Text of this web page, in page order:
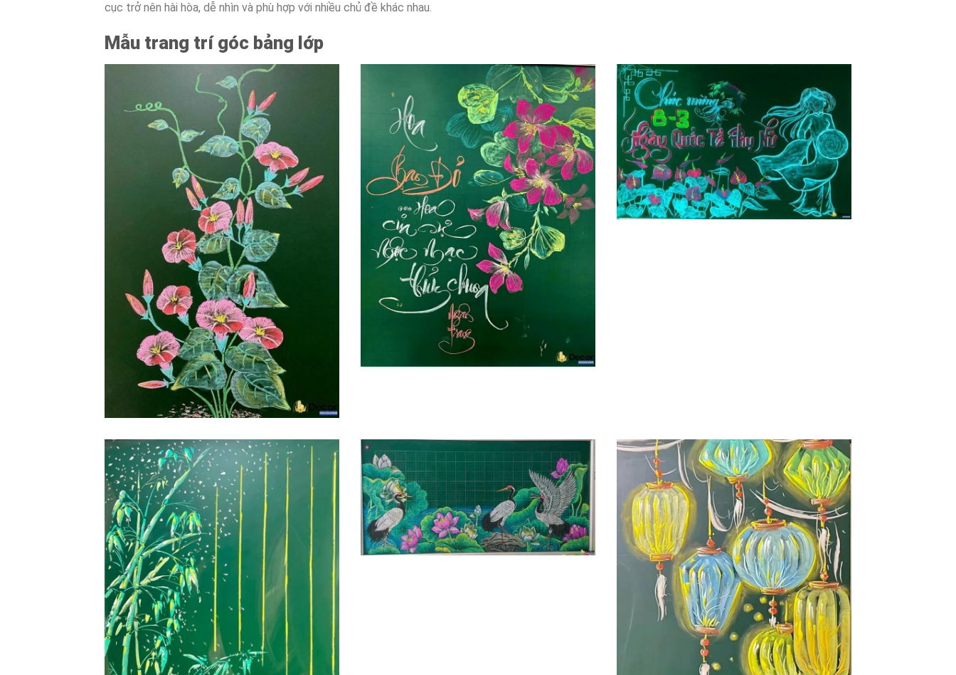
cục trở nên hài hòa, dễ nhìn và phù hợp với nhiều chủ đề khác nhau.
Mẫu trang trí góc bảng lớp